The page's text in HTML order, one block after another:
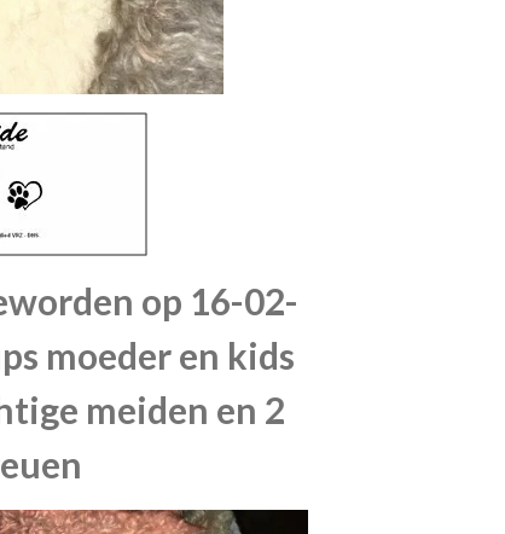
op 16-02-
moeder en kids
meiden en 2